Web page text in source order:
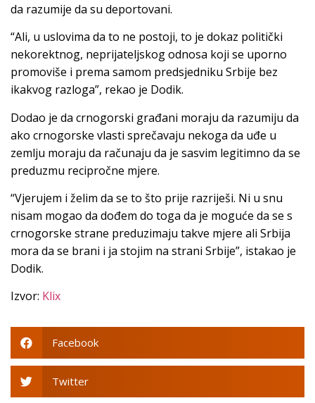
da razumije da su deportovani.
“Ali, u uslovima da to ne postoji, to je dokaz politički
nekorektnog, neprijateljskog odnosa koji se uporno
promoviše i prema samom predsjedniku Srbije bez
ikakvog razloga”, rekao je Dodik.
Dodao je da crnogorski građani moraju da razumiju da
ako crnogorske vlasti sprečavaju nekoga da uđe u
zemlju moraju da računaju da je sasvim legitimno da se
preduzmu recipročne mjere.
“Vjerujem i želim da se to što prije razriješi. Ni u snu
nisam mogao da dođem do toga da je moguće da se s
crnogorske strane preduzimaju takve mjere ali Srbija
mora da se brani i ja stojim na strani Srbije”, istakao je
Dodik.
Izvor: Klix
Facebook
Twitter